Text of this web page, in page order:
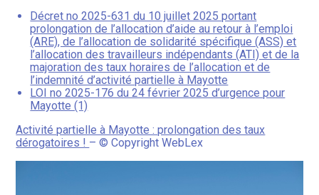
Décret no 2025-631 du 10 juillet 2025 portant
prolongation de l’allocation d’aide au retour à l’emploi
(ARE), de l’allocation de solidarité spécifique (ASS) et
l’allocation des travailleurs indépendants (ATI) et de la
majoration des taux horaires de l’allocation et de
l’indemnité d’activité partielle à Mayotte
LOI no 2025-176 du 24 février 2025 d’urgence pour
Mayotte (1)
Activité partielle à Mayotte : prolongation des taux
dérogatoires ! – © Copyright WebLex